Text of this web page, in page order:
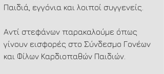
Παιδιά, εγγόνια και λοιποί συγγενείς.
Αντί στεφάνων παρακαλούμε όπως
γίνουν εισφορές στο Σύνδεσμο Γονέων
και Φίλων Καρδιοπαθών Παιδιών.